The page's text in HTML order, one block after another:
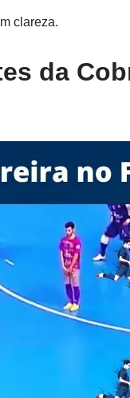
clareza.
da